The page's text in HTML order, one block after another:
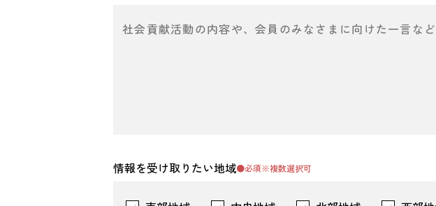
情報を受け取りたい地域●必須※複数選択可